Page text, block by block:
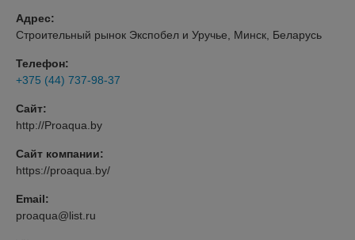
Адрес:
Строительный рынок Экспобел и Уручье, Минск, Беларусь
Телефон:
+375 (44) 737-98-37
Сайт:
http://Proaqua.by
Сайт компании:
https://proaqua.by/
Email:
proaqua@list.ru